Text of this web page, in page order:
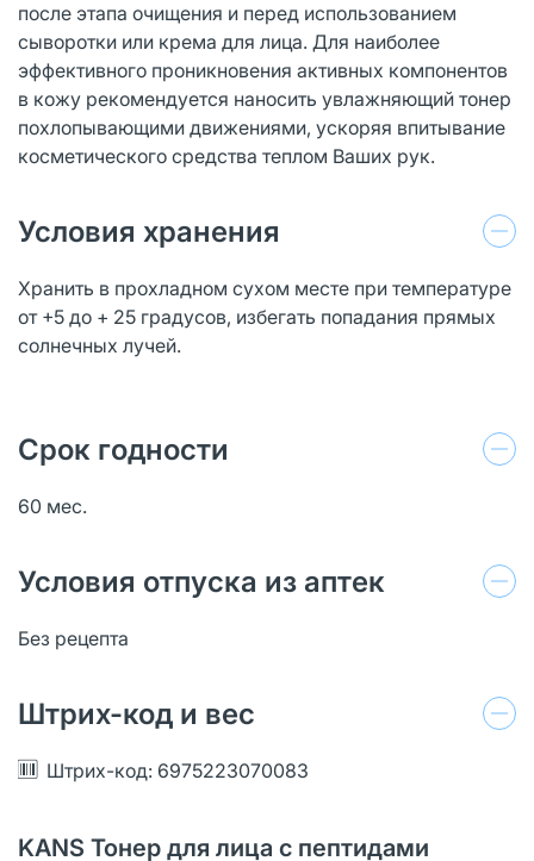
после этапа очищения и перед использованием
сыворотки или крема для лица. Для наиболее
эффективного проникновения активных компонентов
в кожу рекомендуется наносить увлажняющий тонер
похлопывающими движениями, ускоряя впитывание
косметического средства теплом Ваших рук.
Условия хранения
Хранить в прохладном сухом месте при температуре
от +5 до + 25 градусов, избегать попадания прямых
солнечных лучей.
Срок годности
60 мес.
Условия отпуска из аптек
Без рецепта
Штрих-код и вес
Штрих-код: 6975223070083
KANS Тонер для лица с пептидами